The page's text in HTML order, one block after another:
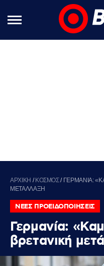
ΑΡΧΙΚΗ / ΚΟΣΜΟΣ/ ΓΕΡΜΑΝΙΑ:
ΜΕΤΑΛΛΑΞΗ
ΝΕΕΣ ΠΡΟΕΙΔΟΠΟΙΗΣΕΙΣ
Γερμανία:
βρετανική